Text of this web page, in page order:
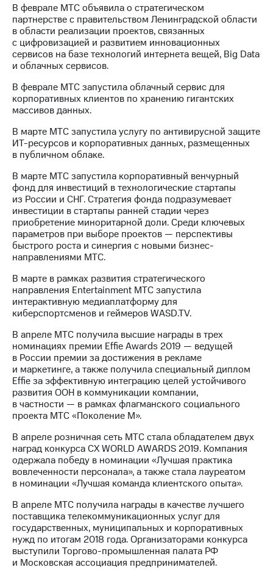
Информация
акционерам
Документы
ПАО
"МТС"
Собрания
Личный
кабинет
акционера
Акционерный
капитал
Контроль
и
аудит
Рынок
акций
Описание
Программа
приобретения
Порядок
выкупа
акций
Дивиденды
Рынок
облигаций
Описание
Еврооблигации-2023
Уведомление
о
погашении
именных
облигаций
Другое
Регистратор
Реквизиты
Контакты
развитие
деловая этика
В феврале МТС объявила о стратегическом
партнерстве с правительством Ленинградской области
в области реализации проектов, связанных
с цифровизацией и развитием инновационных
сервисов на базе технологий интернета вещей, Big Data
и облачных сервисов.
В феврале МТС запустила облачный сервис для
корпоративных клиентов по хранению гигантских
массивов данных.
В марте МТС запустила услугу по антивирусной защите
ИТ-ресурсов и корпоративных данных, размещенных
в публичном облаке.
В марте МТС запустила корпоративный венчурный
фонд для инвестиций в технологические стартапы
из России и СНГ. Стратегия фонда подразумевает
инвестиции в стартапы ранней стадии через
приобретение миноритарной доли. Среди ключевых
параметров при выборе проектов — перспективы
быстрого роста и синергия с новыми бизнес-
направлениями МТС.
В марте в рамках развития стратегического
направления Entertainment МТС запустила
интерактивную медиаплатформу для
киберспортсменов и геймеров WASD.TV.
В апреле МТС получила высшие награды в трех
номинациях премии Effie Awards 2019 — ведущей
в России премии за достижения в рекламе
и маркетинге, а также получила специальный диплом
Effie за эффективную интеграцию целей устойчивого
развития ООН в коммуникации компании,
в частности — в рамках флагманского социального
проекта МТС «Поколение М».
В апреле розничная сеть МТС стала обладателем двух
наград конкурса CX WORLD AWARDS 2019. Компания
одержала победу в номинации «Лучшая практика
вовлеченности персонала», а также стала лауреатом
в номинации «Лучшая команда клиентского опыта».
В апреле МТС получила награды в качестве лучшего
поставщика телекоммуникационных услуг для
государственных, муниципальных и корпоративных
нужд по итогам 2018 года. Организаторами конкурса
выступили Торгово-промышленная палата РФ
и Московская ассоциация предпринимателей.